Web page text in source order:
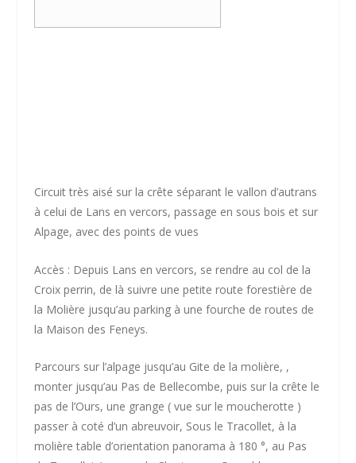
Circuit très aisé sur la crête séparant le vallon d’autrans
à celui de Lans en vercors, passage en sous bois et sur
Alpage, avec des points de vues
Accès : Depuis Lans en vercors, se rendre au col de la
Croix perrin, de là suivre une petite route forestière de
la Molière jusqu’au parking à une fourche de routes de
la Maison des Feneys.
Parcours sur l’alpage jusqu’au Gite de la molière, ,
monter jusqu’au Pas de Bellecombe, puis sur la crête le
pas de l’Ours, une grange ( vue sur le moucherotte )
passer à coté d’un abreuvoir, Sous le Tracollet, à la
molière table d’orientation panorama à 180 °, au Pas